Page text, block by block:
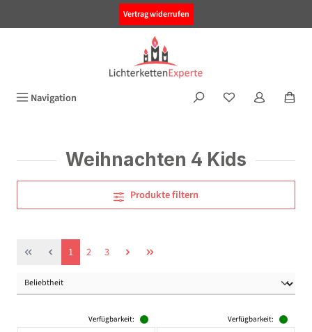
Vertrag widerrufen
Navigation
Weihnachten 4 Kids
Produkte filtern
Seite
1 Seite
2 Seite
3
Verfügbarkeit: Verfügbarkeit: